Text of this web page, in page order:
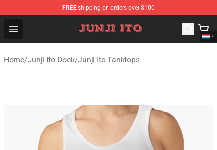
FREE shipping on orders over $100
Open menu
Junji Ito Store - Official Junji Ito Merchandise Shop
Home/Junji Ito Doek/Junji Ito Tanktops